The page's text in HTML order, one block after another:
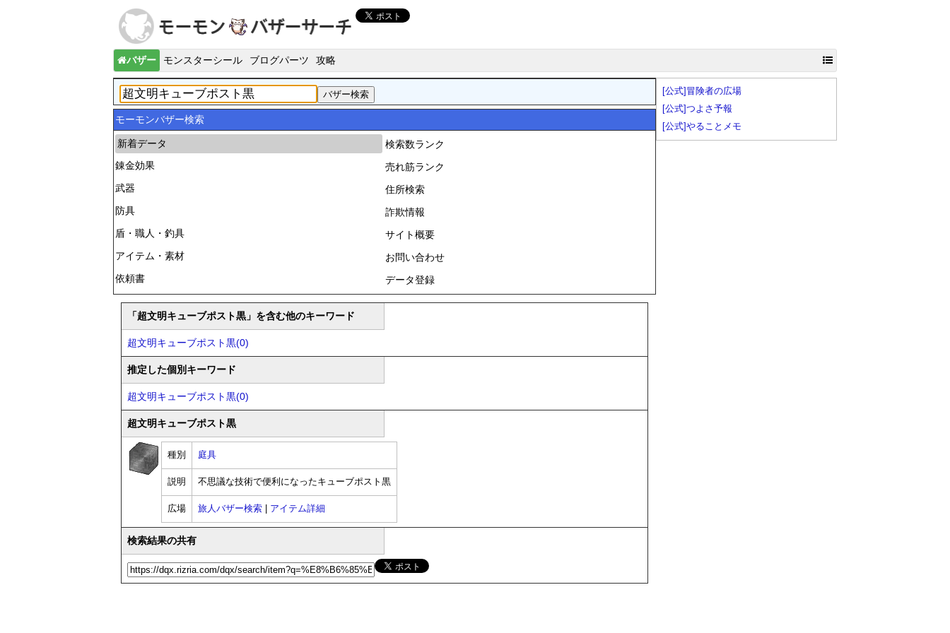
バザー モンスターシール ブログパーツ 攻略
モーモンバザー検索
新着データ
錬金効果
武器
防具
盾・職人・釣具
アイテム・素材
依頼書
検索数ランク
売れ筋ランク
住所検索
詐欺情報
サイト概要
お問い合わせ
データ登録
「超文明キューブポスト黒」を含む他のキーワード
超文明キューブポスト黒(0)
推定した個別キーワード
超文明キューブポスト黒(0)
超文明キューブポスト黒
種別 庭具
説明 不思議な技術で便利になったキューブポスト黒
広場 旅人バザー検索 アイテム詳細
検索結果の共有
[公式]冒険者の広場
[公式]つよさ予報
[公式]やることメモ